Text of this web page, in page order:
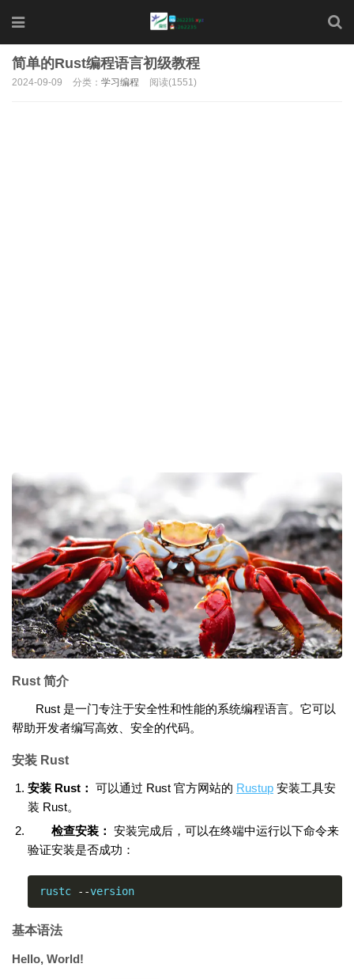
简单的Rust编程语言初级教程
2024-09-09 分类： 学习编程 阅读(1551)
Rust 简介
Rust 是一门专注于安全性和性能的系统编程语言。它可以
帮助开发者编写高效、安全的代码。
安装 Rust
安装 Rust： 可以通过 Rust 官方网站的 Rustup 安装工具安
装 Rust。
检查安装： 安装完成后，可以在终端中运行以下命令来
验证安装是否成功：
rustc --version
基本语法
Hello, World!